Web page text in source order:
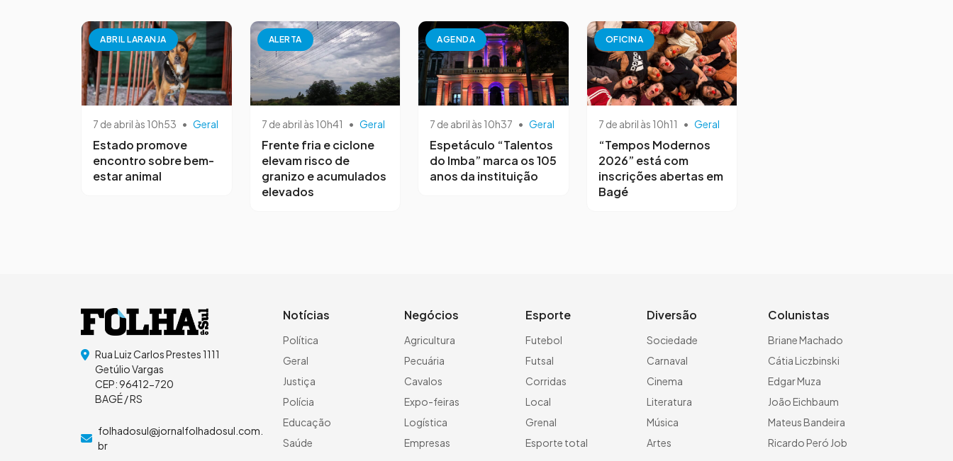
ABRIL LARANJA
7 de abril às 10h53 • Geral
Estado promove
encontro sobre bem-
estar animal
ALERTA
7 de abril às 10h41 • Geral
Frente fria e ciclone
elevam risco de
granizo e acumulados
elevados
AGENDA
7 de abril às 10h37 • Geral
Espetáculo “Talentos
do Imba” marca os 105
anos da instituição
OFICINA
7 de abril às 10h11 • Geral
“Tempos Modernos
2026” está com
inscrições abertas em
Bagé
Rua Luiz Carlos Prestes 1111
Getúlio Vargas
CEP: 96412-720
BAGÉ / RS
folhadosul@jornalfolhadosul.com.
br
Notícias
Política
Geral
Justiça
Polícia
Educação
Saúde
Negócios
Agricultura
Pecuária
Cavalos
Expo-feiras
Logística
Empresas
Esporte
Futebol
Futsal
Corridas
Local
Grenal
Esporte total
Diversão
Sociedade
Carnaval
Cinema
Literatura
Música
Artes
Colunistas
Briane Machado
Cátia Liczbinski
Edgar Muza
João Eichbaum
Mateus Bandeira
Ricardo Peró Job